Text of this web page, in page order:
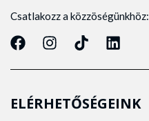
Csatlakozz a közzöségünkhöz:
ELÉRHETŐSÉGEINK